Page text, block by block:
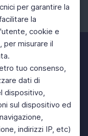
per garantire la
la
cookie e
per misurare il
tuo consenso,
dati di
dispositivo,
sul dispositivo ed
indirizzi IP, etc)
Twitter